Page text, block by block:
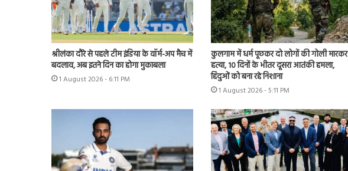
श्रीलंका दौरे से पहले टीम इंडिया के वॉर्म-अप मैच में
बदलाव, अब इतने दिन का होगा मुकाबला
1 August 2026 - 6:11 PM
कुलगाम में धर्म पूछकर दो लोगों की गोली मारकर
हत्या, 10 दिनों के भीतर दूसरा आतंकी हमला,
हिंदुओं को बना रहे निशाना
1 August 2026 - 5:11 PM